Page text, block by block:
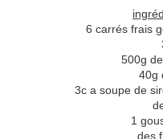
6 carrés frais
500g
40g
3c a soupe de
1
des